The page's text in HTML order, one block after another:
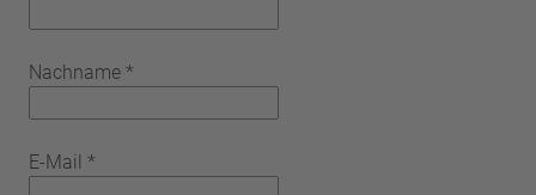
Nachname *
E-Mail *